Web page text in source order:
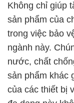
Không chỉ giúp
sản phẩm của
trong việc bảo
ngành này.
nước, chất
sản phẩm khác
của các thiết bị